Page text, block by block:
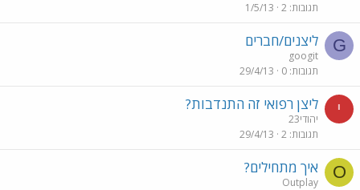
תגובות 2
1/5/13
G ליצנים/חברים
googit
תגובות 0
29/4/13
י ליצן רפואי זה התנדבות?
יהודי23
תגובות 2
29/4/13
O איך מתחילים?
Outplay